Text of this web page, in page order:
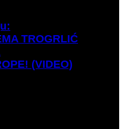
TROGRLIĆ
(VIDEO)